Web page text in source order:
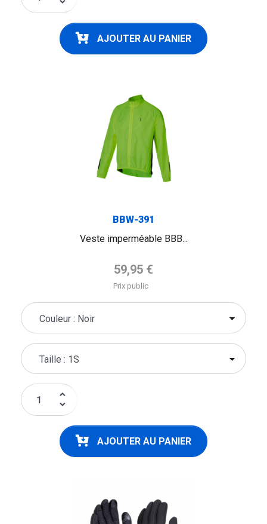
keyboard_arrow_down
AJOUTER AU PANIER
BBW-391
Veste imperméable BBB...
Prix de base
59,95 €
Prix public
keyboard_arrow_up
keyboard_arrow_down
AJOUTER AU PANIER